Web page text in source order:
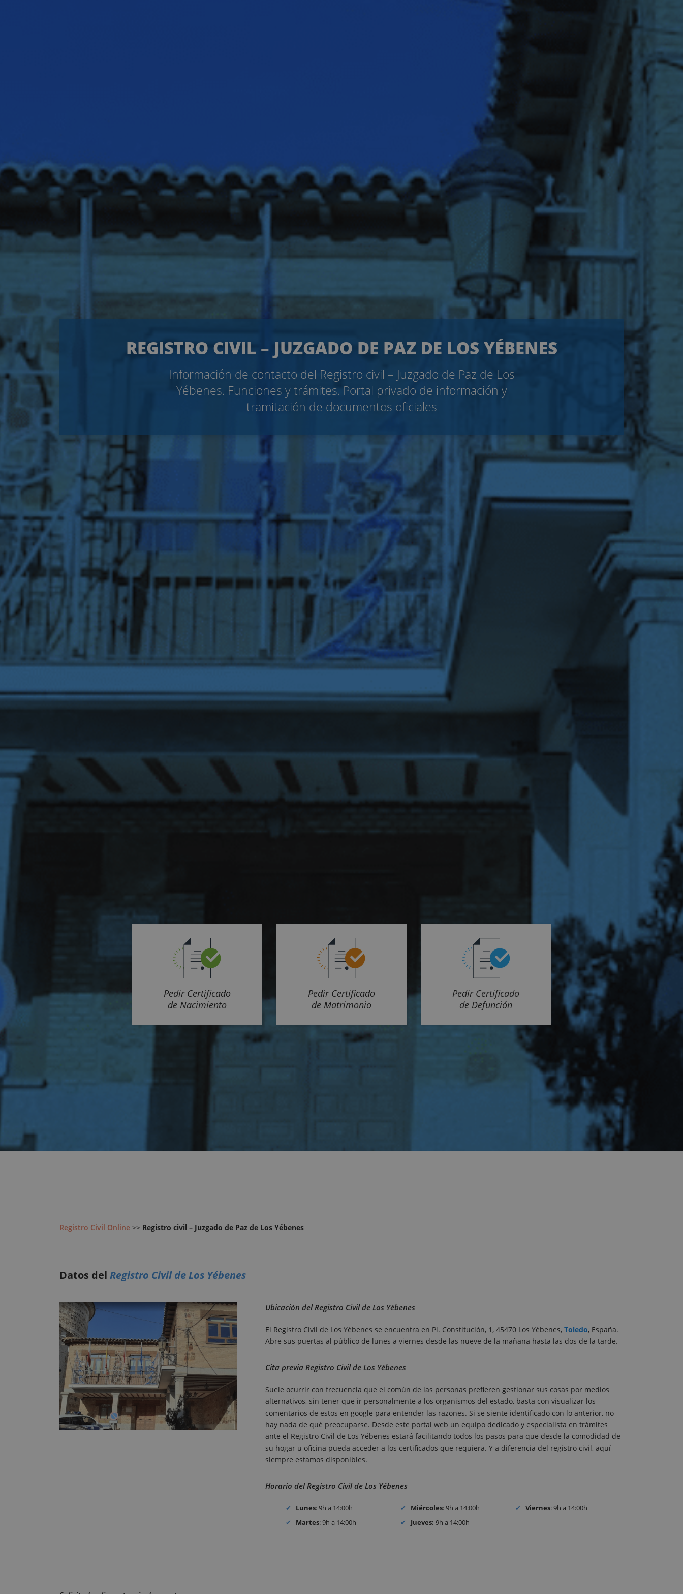
REGISTRO CIVIL – JUZGADO DE PAZ DE LOS YÉBENES
Información de contacto del Registro civil – Juzgado de Paz de Los
Yébenes. Funciones y trámites. Portal privado de información y
tramitación de documentos oficiales
Pedir Certificado
de Nacimiento
Pedir Certificado
de Matrimonio
Pedir Certificado
de Defunción
Registro Civil Online >> Registro civil – Juzgado de Paz de Los Yébenes
Datos del Registro Civil de Los Yébenes
Ubicación del Registro Civil de Los Yébenes
El Registro Civil de Los Yébenes se encuentra en Pl. Constitución, 1, 45470 Los Yébenes, Toledo, España.
Abre sus puertas al público de lunes a viernes desde las nueve de la mañana hasta las dos de la tarde.
Cita previa Registro Civil de Los Yébenes
Suele ocurrir con frecuencia que el común de las personas prefieren gestionar sus cosas por medios
alternativos, sin tener que ir personalmente a los organismos del estado, basta con visualizar los
comentarios de estos en google para entender las razones. Si se siente identificado con lo anterior, no
hay nada de qué preocuparse. Desde este portal web un equipo dedicado y especialista en trámites
ante el Registro Civil de Los Yébenes estará facilitando todos los pasos para que desde la comodidad de
su hogar u oficina pueda acceder a los certificados que requiera. Y a diferencia del registro civil, aquí
siempre estamos disponibles.
Horario del Registro Civil de Los Yébenes
Lunes: 9h a 14:00h
Martes: 9h a 14:00h
Miércoles: 9h a 14:00h
Jueves: 9h a 14:00h
Viernes: 9h a 14:00h